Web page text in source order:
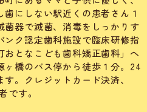
にしない駅近くの患者さん１
菌器で滅菌、消毒をしっかりす
ンク認定歯科施設で臨床研修指
となこども歯科矯正歯科」へ
ヶ橋のバス停から徒歩１分。24
。クレジットカード決済、
です。